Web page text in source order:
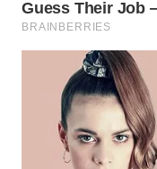
WN
WAHANA